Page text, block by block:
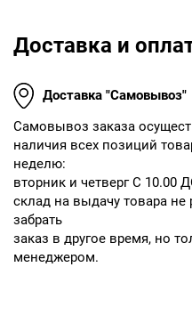
Доставка и
Доставка "Самовывоз"
Cамовывоз заказа
наличия всех позиций
неделю:
вторник и четверг С 10.00
склад на выдачу товара
забрать
заказ в другое время, но
менеджером.